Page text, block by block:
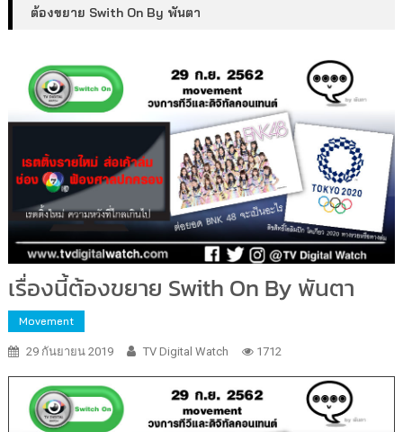
ต้องขยาย Swith On By พันตา
เรื่องนี้ต้องขยาย Swith On By พันตา
Movement
29 กันยายน 2019 TV Digital Watch 1712